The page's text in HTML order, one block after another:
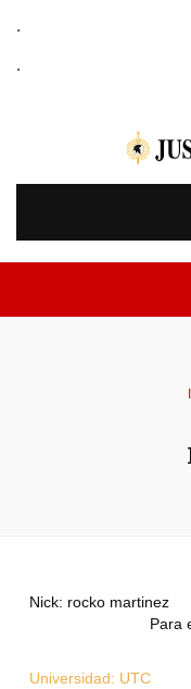
.
.
Nick: rocko martinez
Para
Universidad: UTC